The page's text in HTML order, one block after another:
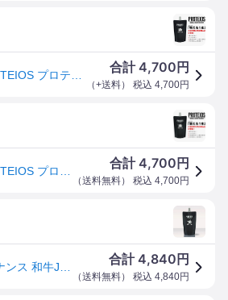
合計4,700 円
（+送料） 税込 4,700円
合計4,700 円
（送料無料） 税込 4,700円
合計4,840 円
（送料無料） 税込 4,840円